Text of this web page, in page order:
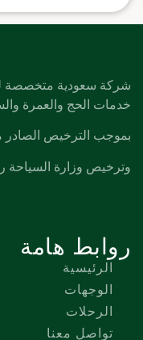
شركة سعودية متخصصة
خدمات الحج والعمرة
بموجب الترخيص الصادر من
وترخيص وزارة السياحة رقم (
روابط هامة
الرئيسية
الوجهات
الرحلات
تواصل معنا